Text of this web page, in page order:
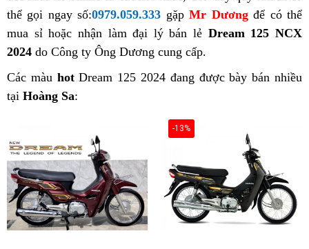
thể gọi ngay số:0979.059.333 gặpMr Dươngđể có thể
mua sỉ hoặc nhận làm đại lý bán lẻ Dream 125 NCX
2024 do Công ty Ông Dương cung cấp.
Các màu hotDream 125 2024 đang được bày bán nhiều
tại Hoàng Sa:
-13%